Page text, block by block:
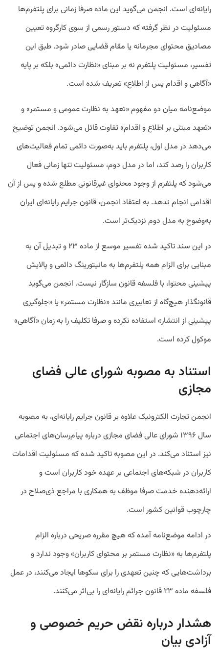
رایانه‌ای است. انجمن می‌گوید این ماده صرفا زمانی برای پلتفرم‌ها
مسئولیت در نظر گرفته که دستور رسمی از سوی کارگروه تعیین
مصادیق محتوای مجرمانه یا مقام قضایی صادر شود. طبق این
تفسیر، مسئولیت پلتفرم نه بر مبنای «نظارت دائمی» بلکه بر پایه
«آگاهی و اقدام پس از اطلاع» تعریف شده است.
موضع‌نامه میان دو مفهوم «تعهد به نظارت عمومی و مستمر» و
«تعهد مبتنی بر اطلاع و اقدام» تفاوت قائل می‌شود. انجمن توضیح
می‌دهد در مدل اول، پلتفرم باید به‌صورت دائمی تمام فعالیت‌های
کاربران را رصد کند، اما در مدل دوم، مسئولیت تنها زمانی فعال
می‌شود که پلتفرم از وجود محتوای غیرقانونی مطلع شده و پس از آن
اقدامی انجام ندهد. به اعتقاد انجمن، قانون جرایم رایانه‌ای ایران
به‌وضوح به مدل دوم نزدیک‌تر است.
در این سند تاکید شده تفسیر موسع از ماده ۲۳ و تبدیل آن به
مبنایی برای الزام همه پلتفرم‌ها به مانیتورینگ دائمی و پالایش
پیشینی محتوا، با فلسفه قانون سازگار نیست. انجمن می‌گوید
قانونگذار هیچ‌گاه از تعابیری مانند «نظارت مستمر» یا «جلوگیری
پیشینی از انتشار» استفاده نکرده و صرفا تکلیف را به زمان «آگاهی»
موکول کرده است.
استناد به مصوبه شورای عالی فضای
مجازی
انجمن تجارت الکترونیک علاوه بر قانون جرایم رایانه‌ای، به مصوبه
سال ۱۳۹۶ شورای عالی فضای مجازی درباره پیام‌رسان‌های اجتماعی
نیز استناد می‌کند. در این مصوبه تاکید شده که مسئولیت اقدامات
کاربران در شبکه‌های اجتماعی بر عهده خود کاربران است و
ارائه‌دهنده خدمت صرفا موظف به همکاری با مراجع ذی‌صلاح در
چارچوب قوانین کشور است.
در ادامه موضع‌نامه آمده که هیچ مقرره صریحی درباره الزام
پلتفرم‌ها به «نظارت مستمر بر محتوای کاربران» وجود ندارد و
برداشت‌هایی که چنین تعهدی را برای سکوها ایجاد می‌کنند، در عمل
فلسفه ماده ۲۳ قانون جرائم رایانه‌ای را بی‌اثر می‌کنند.
هشدار درباره نقض حریم خصوصی و
آزادی بیان